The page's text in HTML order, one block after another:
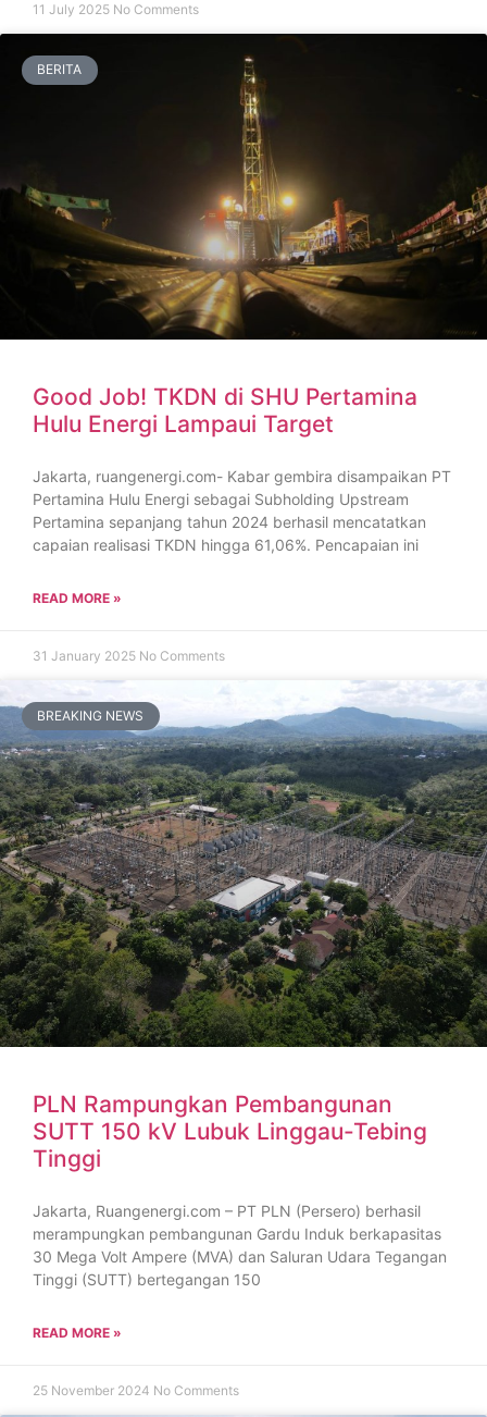
11 July 2025 No Comments
BERITA
Good Job! TKDN di SHU Pertamina
Hulu Energi Lampaui Target
Jakarta, ruangenergi.com- Kabar gembira disampaikan PT
Pertamina Hulu Energi sebagai Subholding Upstream
Pertamina sepanjang tahun 2024 berhasil mencatatkan
capaian realisasi TKDN hingga 61,06%. Pencapaian ini
READ MORE »
31 January 2025 No Comments
BREAKING NEWS
PLN Rampungkan Pembangunan
SUTT 150 kV Lubuk Linggau-Tebing
Tinggi
Jakarta, Ruangenergi.com – PT PLN (Persero) berhasil
merampungkan pembangunan Gardu Induk berkapasitas
30 Mega Volt Ampere (MVA) dan Saluran Udara Tegangan
Tinggi (SUTT) bertegangan 150
READ MORE »
25 November 2024 No Comments